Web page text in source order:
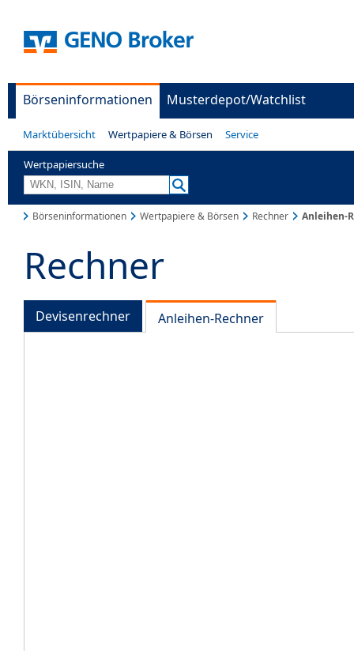
Börseninformationen Musterdepot/Watchlist
Marktübersicht Wertpapiere & Börsen Service
Wertpapiersuche
Börseninformationen Wertpapiere & Börsen Rechner Anleihen-
Rechner
Devisenrechner Anleihen-Rechner